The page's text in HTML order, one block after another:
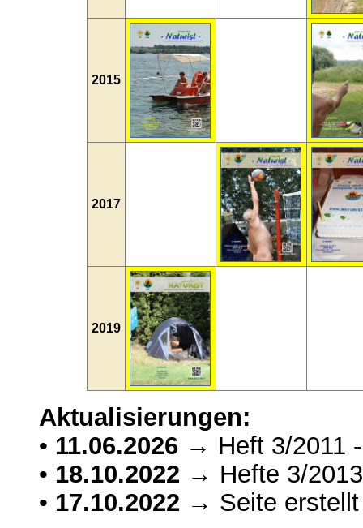
2015
2017
2019
Aktualisierungen:
• 11.06.2026 → Heft 3/2011
• 18.10.2022 → Hefte 3/
• 17.10.2022 → Seite erstellt